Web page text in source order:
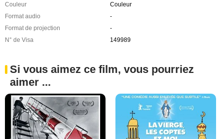
Couleur
Couleur
Format audio
-
Format de projection
-
N° de Visa
149989
Si vous aimez ce film, vous pourriez
aimer ...